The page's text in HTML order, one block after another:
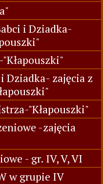
i Dziadka-
Dziadka- zajęcia z
"Kłapouszki"
-zajęcia
- gr. IV, V, VI
w grupie IV